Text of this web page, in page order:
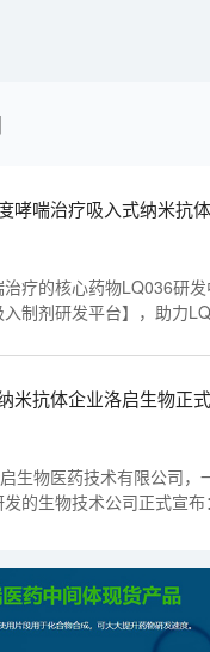
哮喘治疗吸入式纳米抗
疗的核心药物LQ036研
制剂研发平台】，助力
米抗体企业洛启生物正
生物医药技术有限公司，
的生物技术公司正式宣布
募集资金将主要用于推进公
发平台”自主研发的两款吸入